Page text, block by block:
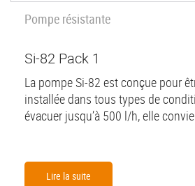
Pompe résistante
Si-82 Pack 1
La pompe Si-82 est conçue pour
installée dans tous types de
évacuer jusqu’à 500 l/h, elle
Lire la suite